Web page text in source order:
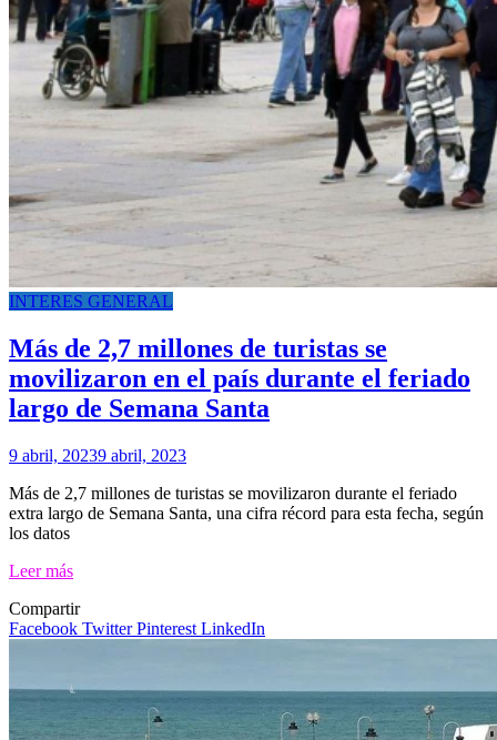
INTERES GENERAL
Más de 2,7 millones de turistas se
movilizaron en el país durante el feriado
largo de Semana Santa
9 abril, 20239 abril, 2023
Más de 2,7 millones de turistas se movilizaron durante el feriado
extra largo de Semana Santa, una cifra récord para esta fecha, según
los datos
Leer más
Compartir
Facebook TwitterPinterest LinkedIn